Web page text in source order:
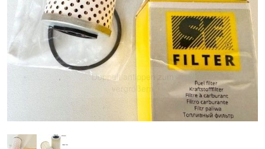
Doppelt antippen zum
vergrößern